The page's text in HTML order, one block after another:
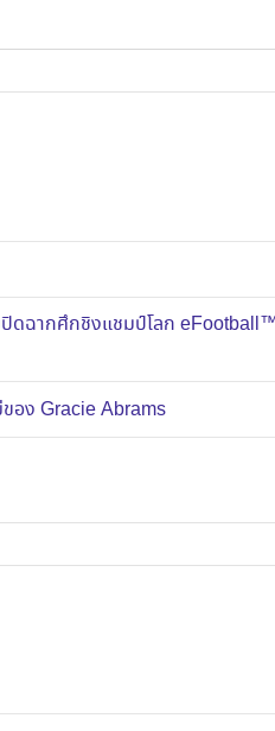
ปิดฉากศึกชิงแชมป์โลก
อง Gracie Abrams